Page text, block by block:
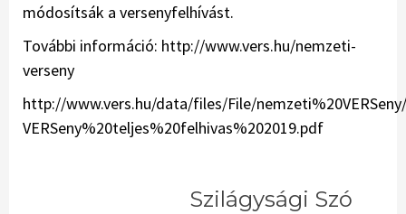
módosítsák a versenyfelhívást.
További információ: http://www.vers.hu/nemzeti-
verseny
http://www.vers.hu/data/files/File/
VERSeny%20teljes%20felhivas%202019.pdf
Szilágysági Szó